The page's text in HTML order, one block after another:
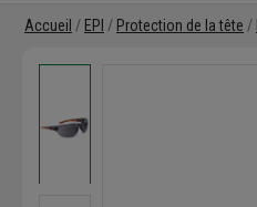
Accueil EPI Protection de la tête